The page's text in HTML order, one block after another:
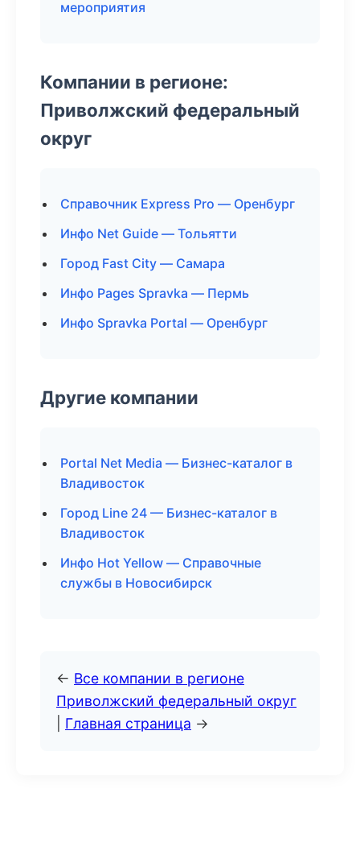
мероприятия
Компании в регионе:
Приволжский федеральный
округ
Справочник Express Pro — Оренбург
Инфо Net Guide — Тольятти
Город Fast City — Самара
Инфо Pages Spravka — Пермь
Инфо Spravka Portal — Оренбург
Другие компании
Portal Net Media — Бизнес-каталог в
Владивосток
Город Line 24 — Бизнес-каталог в
Владивосток
Инфо Hot Yellow — Справочные
службы в Новосибирск
← Все компании в регионе
Приволжский федеральный округ
Главная страница →